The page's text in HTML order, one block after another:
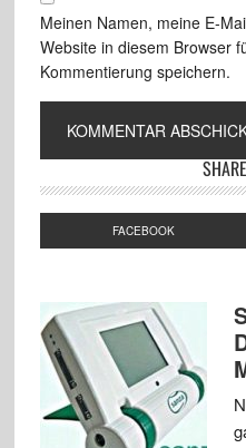
Meinen Namen, meine E-
Website in diesem Browser
Kommentierung speichern.
FACEBOOK